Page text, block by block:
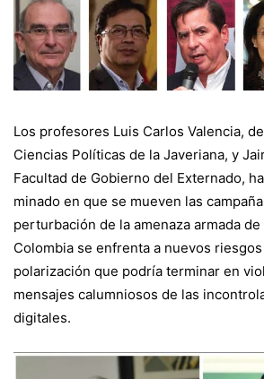
Los profesores Luis Carlos Valencia,
Ciencias Políticas de la Javeriana, y
Facultad de Gobierno del Externado,
minado en que se mueven las
perturbación de la amenaza armada
Colombia se enfrenta a nuevos
polarización que podría terminar en
mensajes calumniosos de las
digitales.